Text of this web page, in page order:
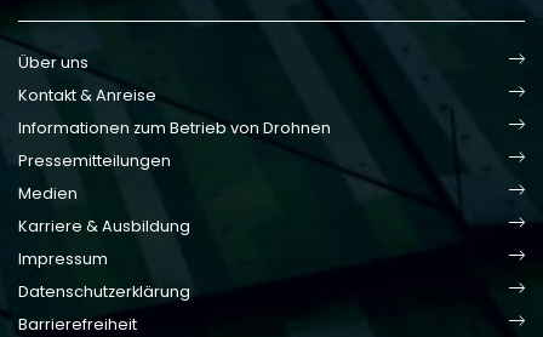
Über uns
Kontakt & Anreise
Informationen zum Betrieb von Drohnen
Pressemitteilungen
Medien
Karriere & Ausbildung
Impressum
Datenschutzerklärung
Barrierefreiheit